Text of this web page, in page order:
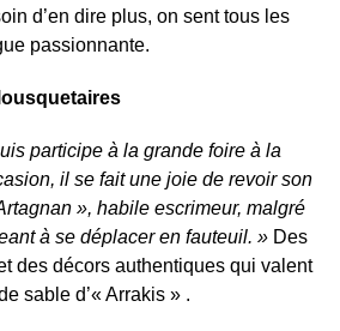
d’en dire plus, on sent tous les
passionnante.
participe à la grande foire à la
il se fait une joie de revoir son
», habile escrimeur, malgré
à se déplacer en fauteuil. » Des
des décors authentiques qui valent
sable d’« Arrakis » .